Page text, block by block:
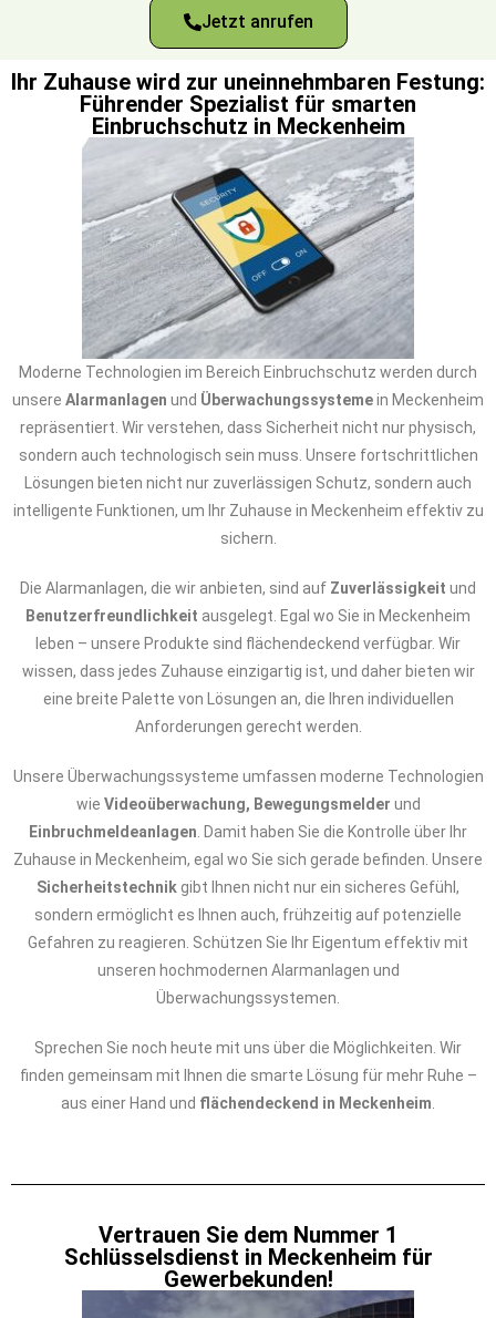
Jetzt anrufen
Ihr Zuhause wird zur uneinnehmbaren Festung:
Führender Spezialist für smarten
Einbruchschutz in Meckenheim
Moderne Technologien im Bereich Einbruchschutz werden durch
unsere Alarmanlagen und Überwachungssystemein Meckenheim
repräsentiert. Wir verstehen, dass Sicherheit nicht nur physisch,
sondern auch technologisch sein muss. Unsere fortschrittlichen
Lösungen bieten nicht nur zuverlässigen Schutz, sondern auch
intelligente Funktionen, um Ihr Zuhause in Meckenheim effektiv zu
sichern.
Die Alarmanlagen, die wir anbieten, sind auf Zuverlässigkeit und
Benutzerfreundlichkeit ausgelegt. Egal wo Sie in Meckenheim
leben – unsere Produkte sind flächendeckend verfügbar. Wir
wissen, dass jedes Zuhause einzigartig ist, und daher bieten wir
eine breite Palette von Lösungen an, die Ihren individuellen
Anforderungen gerecht werden.
Unsere Überwachungssysteme umfassen moderne Technologien
wie Videoüberwachung, Bewegungsmelder und
Einbruchmeldeanlagen . Damit haben Sie die Kontrolle über Ihr
Zuhause in Meckenheim, egal wo Sie sich gerade befinden. Unsere
Sicherheitstechnik gibt Ihnen nicht nur ein sicheres Gefühl,
sondern ermöglicht es Ihnen auch, frühzeitig auf potenzielle
Gefahren zu reagieren. Schützen Sie Ihr Eigentum effektiv mit
unseren hochmodernen Alarmanlagen und
Überwachungssystemen.
Sprechen Sie noch heute mit uns über die Möglichkeiten. Wir
finden gemeinsam mit Ihnen die smarte Lösung für mehr Ruhe –
aus einer Hand und flächendeckend in Meckenheim
Vertrauen Sie dem Nummer 1
Schlüsselsdienst in Meckenheim für
Gewerbekunden!